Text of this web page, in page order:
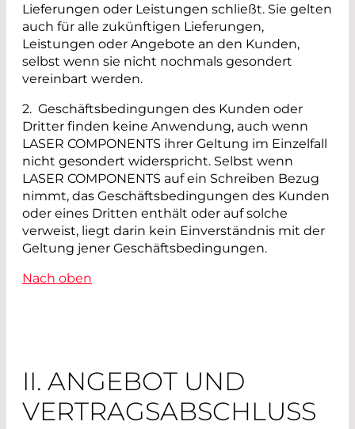
Lieferungen oder Leistungen schließt. Sie gelten
auch für alle zukünftigen Lieferungen,
Leistungen oder Angebote an den Kunden,
selbst wenn sie nicht nochmals gesondert
vereinbart werden.
2. Geschäftsbedingungen des Kunden oder
Dritter finden keine Anwendung, auch wenn
LASER COMPONENTS ihrer Geltung im Einzelfall
nicht gesondert widerspricht. Selbst wenn
LASER COMPONENTS auf ein Schreiben Bezug
nimmt, das Geschäftsbedingungen des Kunden
oder eines Dritten enthält oder auf solche
verweist, liegt darin kein Einverständnis mit der
Geltung jener Geschäftsbedingungen.
Nach oben
II. ANGEBOT UND
VERTRAGSABSCHLUSS